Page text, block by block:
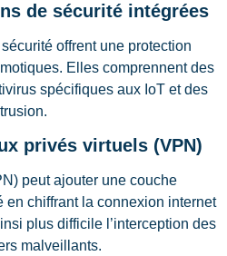
de sécurité intégrées
offrent une protection
Elles comprennent des
spécifiques aux IoT et des
privés virtuels (VPN)
peut ajouter une couche
en chiffrant la connexion internet
plus difficile l’interception des
malveillants.